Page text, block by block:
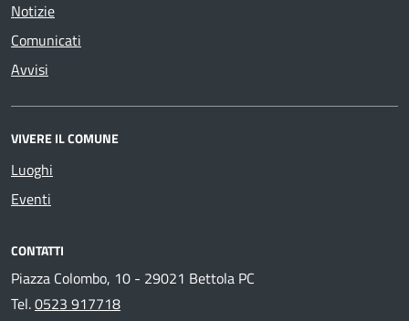
Notizie
Comunicati
Avvisi
VIVERE IL COMUNE
Luoghi
Eventi
CONTATTI
Piazza Colombo, 10 - 29021 Bettola PC
Tel.0523 917718